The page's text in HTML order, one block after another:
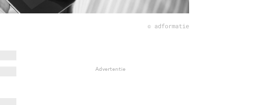
© adformatie
Advertentie